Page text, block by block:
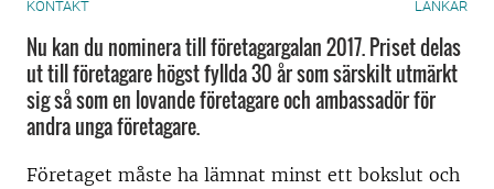
KONTAKT LÄNKAR
Nu kan du nominera till företagargalan 2017. Priset delas
ut till företagare högst fyllda 30 år som särskilt utmärkt
sig så som en lovande företagare och ambassadör för
andra unga företagare.
Företaget måste ha lämnat minst ett bokslut och